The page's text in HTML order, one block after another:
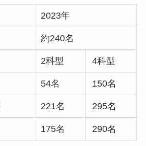
2023年
約240名
2科型 4科型
54名 150名
221名 295名
175名 290名